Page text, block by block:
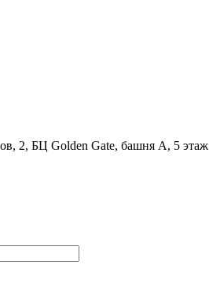
2, БЦ Golden Gate, башня А, 5 этаж